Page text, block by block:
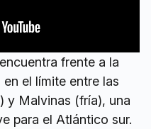
frente a la
el límite entre las
y Malvinas (fría), una
para el Atlántico sur.